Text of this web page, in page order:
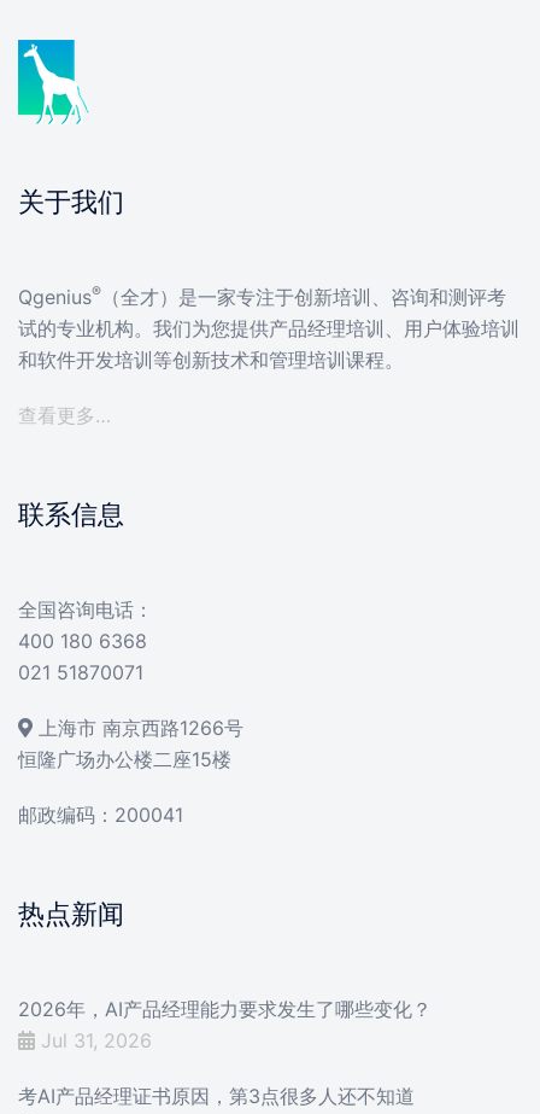
关于我们
Qgenius®
（全才）是一家专注于创新培训、咨询和测评考
试的专业机构。我们为您提供产品经理培训、用户体验培训
和软件开发培训等创新技术和管理培训课程。
查看更多…
联系信息
全国咨询电话：
400 180 6368
021 51870071
上海市 南京西路1266号
恒隆广场办公楼二座15楼
邮政编码：200041
热点新闻
2026年，AI产品经理能力要求发生了哪些变化？
Jul 31, 2026
考AI产品经理证书原因，第3点很多人还不知道